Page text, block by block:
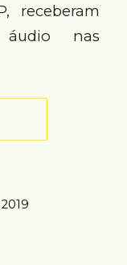
receberam
nas